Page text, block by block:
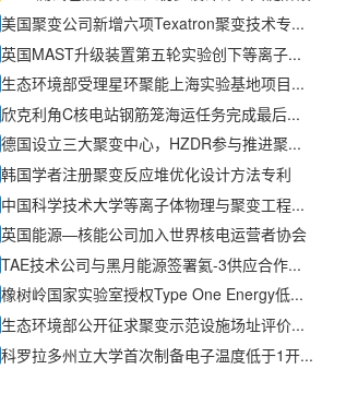
美国聚变公司新增六项Texatron聚变技术专利申请
英国MAST升级装置第五轮实验创下等离子体压力纪录
生态环境部受理星环聚能上海实验基地项目环评文件
欣克利角C核电站钢筋笼海运任务完成最后一航
德国设立三大聚变中心，HZDR参与推进聚变电站关键技术研发
韩国学者注册聚变反应堆优化设计方法专利
中国科学技术大学等离子体物理与聚变工程系提出新的仿星器三维磁场位形
英国能源—核能公司加入世界核电运营者协会
TAE技术公司与黑月能源签署氦-3供应合作协议
橡树岭国家实验室授权Type One Energy低温燃料丸技术
生态环境部公开征求聚变示范设施场址评价指南意见
科罗拉多州立大学首次制备电子温度低于1开尔文的超冷中性等离子体